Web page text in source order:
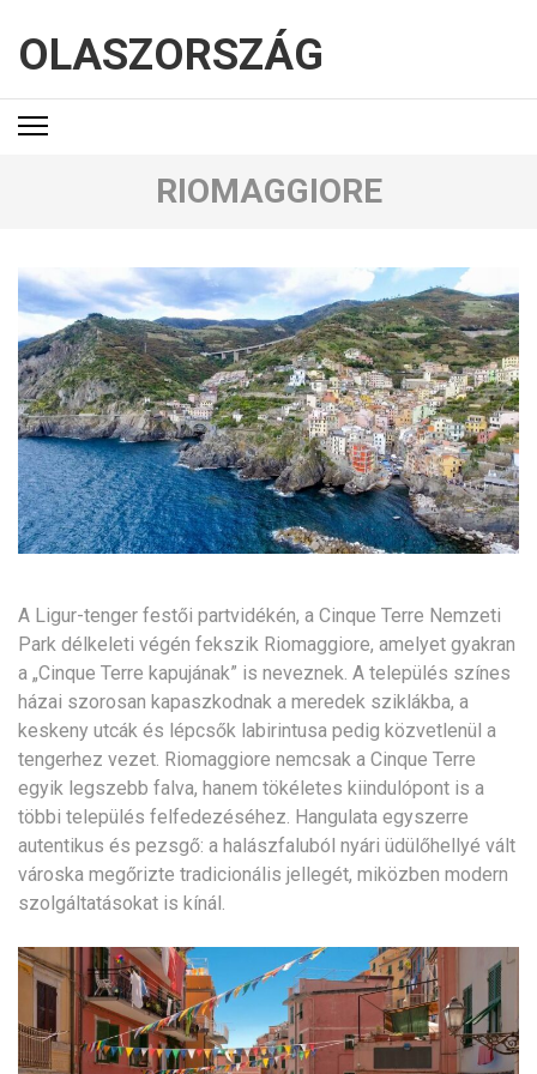
OLASZORSZÁG
RIOMAGGIORE
A Ligur-tenger festői partvidékén, a Cinque Terre Nemzeti
Park délkeleti végén fekszik Riomaggiore, amelyet gyakran
a „Cinque Terre kapujának” is neveznek. A település színes
házai szorosan kapaszkodnak a meredek sziklákba, a
keskeny utcák és lépcsők labirintusa pedig közvetlenül a
tengerhez vezet. Riomaggiore nemcsak a Cinque Terre
egyik legszebb falva, hanem tökéletes kiindulópont is a
többi település felfedezéséhez. Hangulata egyszerre
autentikus és pezsgő: a halászfaluból nyári üdülőhellyé vált
városka megőrizte tradicionális jellegét, miközben modern
szolgáltatásokat is kínál.